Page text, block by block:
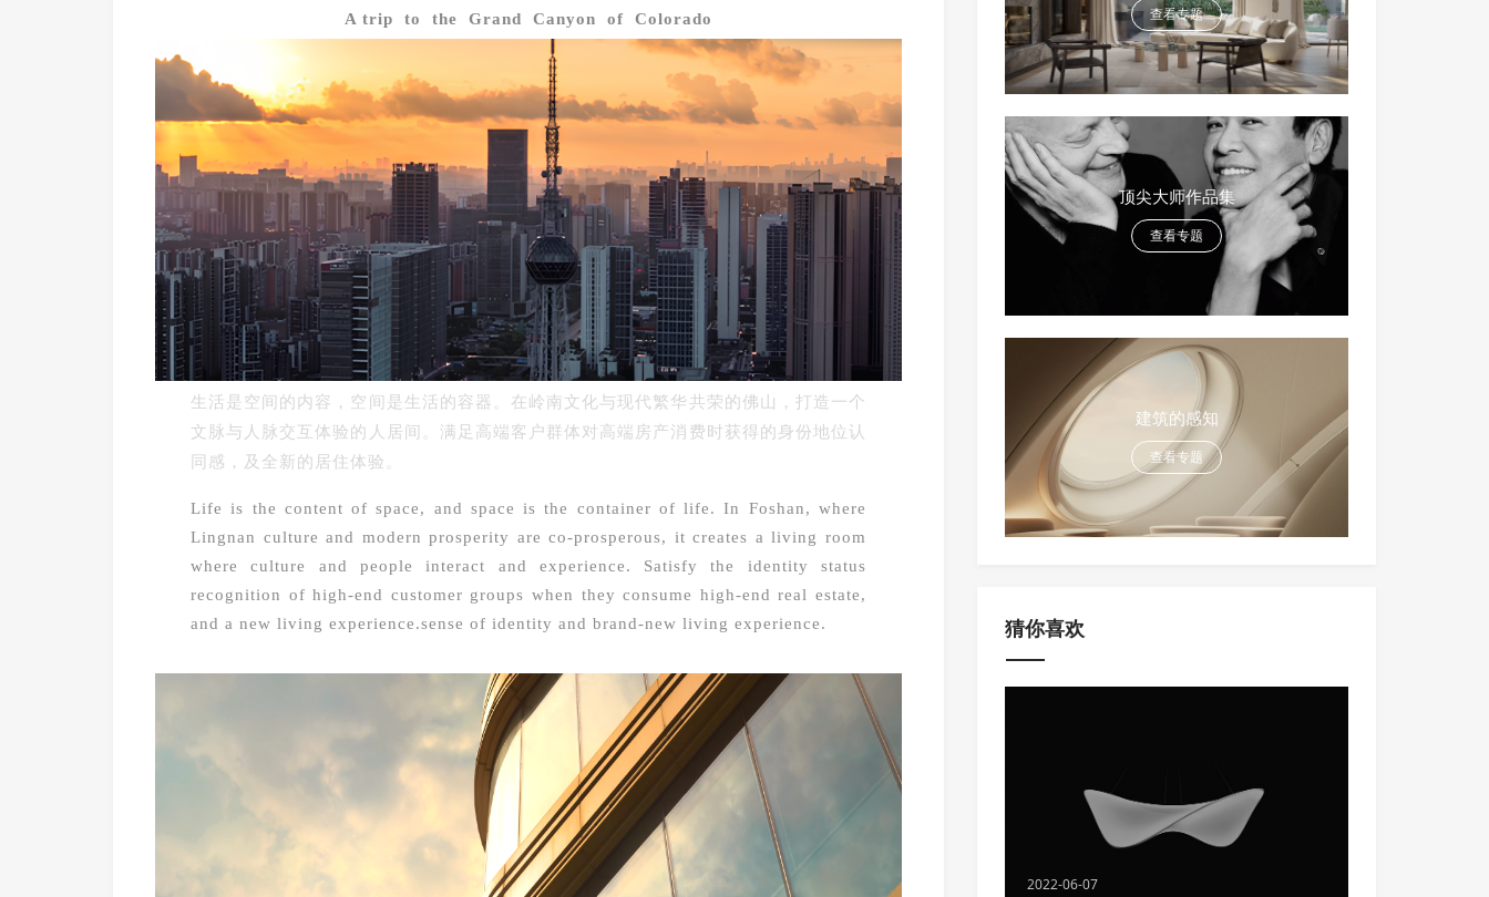
A trip to the Grand Canyon of Colorado
生活是空间的内容，空间是生活的容器。在岭南文化与现代繁华共荣的佛山，打造一个
文脉与人脉交互体验的人居间。满足高端客户群体对高端房产消费时获得的身份地位认
同感，及全新的居住体验。
Life is the content of space, and space is the container of life. In Foshan, where
Lingnan culture and modern prosperity are co-prosperous, it creates a living room
where culture and people interact and experience. Satisfy the identity status
recognition of high-end customer groups when they consume high-end real estate,
and a new living experience.sense of identity and brand-new living experience.
查看专题
顶尖大师作品集
查看专题
建筑的感知
查看专题
猜你喜欢
2022-06-07